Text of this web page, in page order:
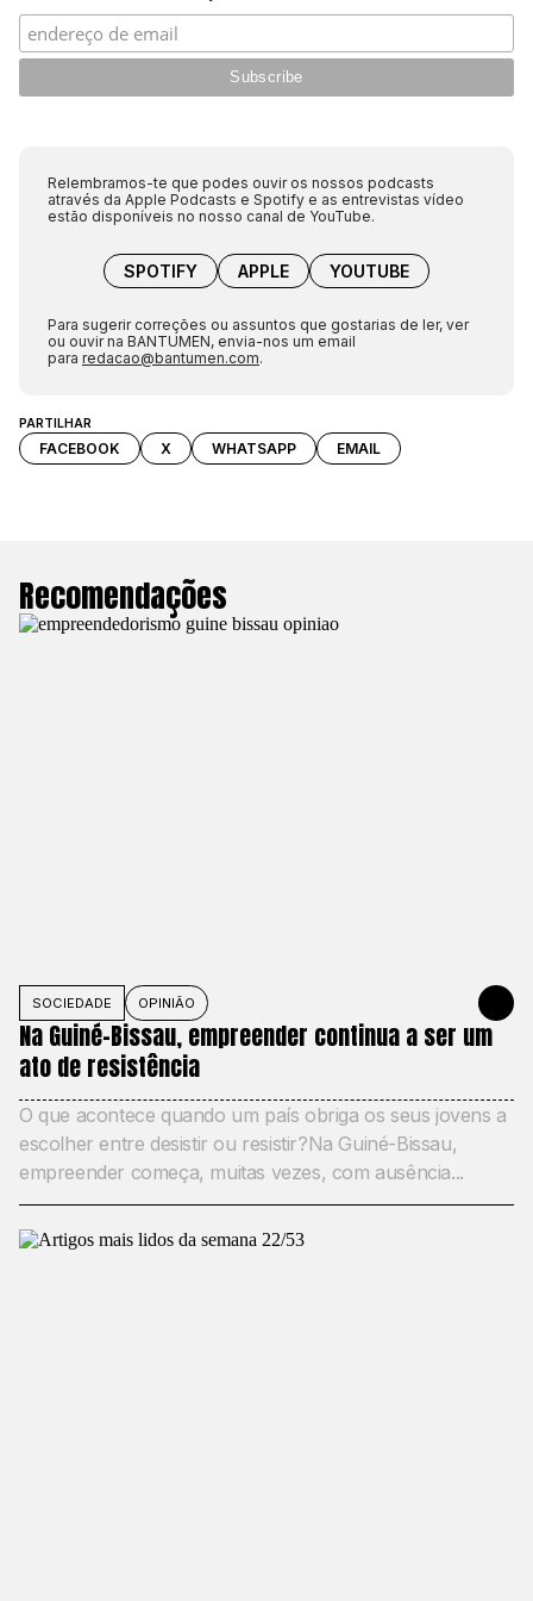
PARTILHAR
FACEBOOK X WHATSAPP EMAIL
Relembramos-te que podes ouvir os nossos podcasts
através da Apple Podcasts e Spotify e as entrevistas vídeo
estão disponíveis no nosso canal de YouTube.
SPOTIFY APPLE YOUTUBE
Para sugerir correções ou assuntos que gostarias de ler, ver
ou ouvir na BANTUMEN, envia-nos um email
para redacao@bantumen.com.
Recomendações
SOCIEDADE OPINIÃO 1 DE
Na Guiné-Bissau, empreender continua a ser um
ato de resistência
O que acontece quando um país obriga os seus jovens a
escolher entre desistir ou resistir?Na Guiné-Bissau,
empreender começa, muitas vezes, com ausência...